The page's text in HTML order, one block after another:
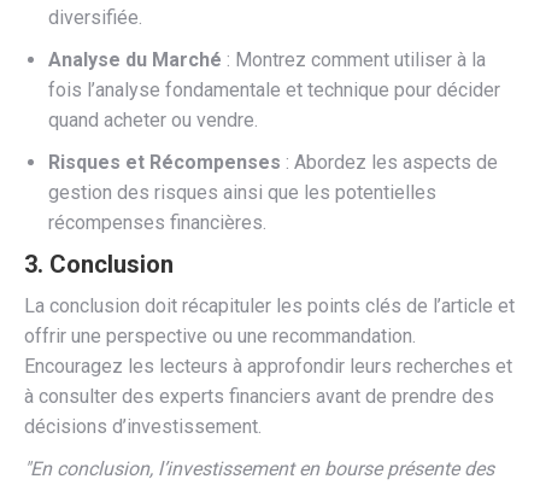
diversifiée.
Analyse du Marché : Montrez comment utiliser à la
fois l’analyse fondamentale et technique pour décider
quand acheter ou vendre.
Risques et Récompenses : Abordez les aspects de
gestion des risques ainsi que les potentielles
récompenses financières.
3. Conclusion
La conclusion doit récapituler les points clés de l’article et
offrir une perspective ou une recommandation.
Encouragez les lecteurs à approfondir leurs recherches et
à consulter des experts financiers avant de prendre des
décisions d’investissement.
"En conclusion, l’investissement en bourse présente des